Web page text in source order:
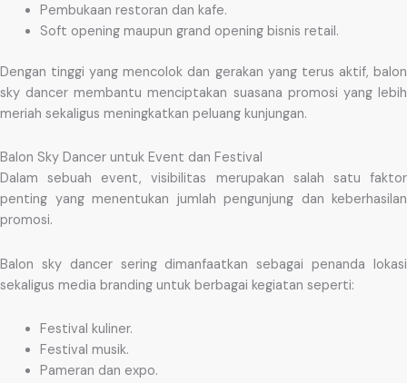
Pembukaan restoran dan kafe.
Soft opening maupun grand opening bisnis retail.
Dengan tinggi yang mencolok dan gerakan yang terus aktif, balon
sky dancer membantu menciptakan suasana promosi yang lebih
meriah sekaligus meningkatkan peluang kunjungan.
Balon Sky Dancer untuk Event dan Festival
Dalam sebuah event, visibilitas merupakan salah satu faktor
penting yang menentukan jumlah pengunjung dan keberhasilan
promosi.
Balon sky dancer sering dimanfaatkan sebagai penanda lokasi
sekaligus media branding untuk berbagai kegiatan seperti:
Festival kuliner.
Festival musik.
Pameran dan expo.